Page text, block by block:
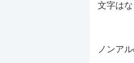
文字は
ノンア